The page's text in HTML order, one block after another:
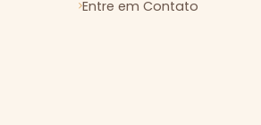
Entre em Contato